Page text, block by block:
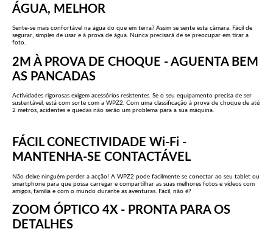
ÁGUA, MELHOR
Sente-se mais confortável na água do que em terra? Assim se sente esta câmara. Fácil de
segurar, simples de usar e à prova de água. Nunca precisará de se preocupar em tirar a
foto.
2M À PROVA DE CHOQUE - AGUENTA BEM
AS PANCADAS
Actividades rigorosas exigem acessórios resistentes. Se o seu equipamento precisa de ser
sustentável, está com sorte com a WPZ2. Com uma classificação à prova de choque de até
2 metros, acidentes e quedas não serão um problema para a sua máquina.
FÁCIL CONECTIVIDADE Wi-Fi -
MANTENHA-SE CONTACTÁVEL
Não deixe ninguém perder a acção! A WPZ2 pode facilmente se conectar ao seu tablet ou
smartphone para que possa carregar e compartilhar as suas melhores fotos e vídeos com
amigos, família e com o mundo durante as aventuras. Fácil, não é?
ZOOM ÓPTICO 4X - PRONTA PARA OS
DETALHES